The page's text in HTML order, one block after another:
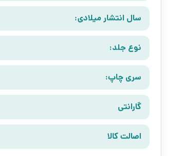
سال انتشار میلادی:
نوع جلد:
سری چاپ:
گارانتی
اصالت کالا